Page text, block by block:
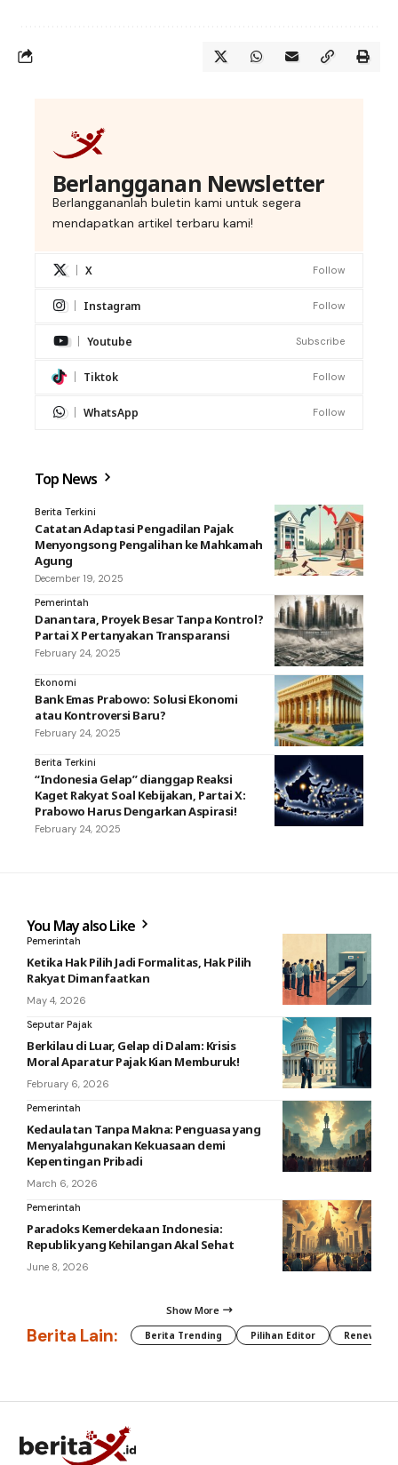
Berlangganan Newsletter
Berlanggananlah buletin kami untuk segera
mendapatkan artikel terbaru kami!
X Follow
Instagram Follow
Youtube Subscribe
Tiktok Follow
WhatsApp Follow
Top News
Berita Terkini
Catatan Adaptasi Pengadilan Pajak
Menyongsong Pengalihan ke Mahkamah
Agung
December 19, 2025
Pemerintah
Danantara, Proyek Besar Tanpa Kontrol?
Partai X Pertanyakan Transparansi
February 24, 2025
Ekonomi
Bank Emas Prabowo: Solusi Ekonomi
atau Kontroversi Baru?
February 24, 2025
Berita Terkini
“Indonesia Gelap” dianggap Reaksi
Kaget Rakyat Soal Kebijakan, Partai X:
Prabowo Harus Dengarkan Aspirasi!
February 24, 2025
You May also Like
Pemerintah
Ketika Hak Pilih Jadi Formalitas, Hak Pilih
Rakyat Dimanfaatkan
May 4, 2026
Seputar Pajak
Berkilau di Luar, Gelap di Dalam: Krisis
Moral Aparatur Pajak Kian Memburuk!
February 6, 2026
Pemerintah
Kedaulatan Tanpa Makna: Penguasa yang
Menyalahgunakan Kekuasaan demi
Kepentingan Pribadi
March 6, 2026
Pemerintah
Paradoks Kemerdekaan Indonesia:
Republik yang Kehilangan Akal Sehat
June 8, 2026
Show More
Berita Lain: Berita Trending Pilihan Editor